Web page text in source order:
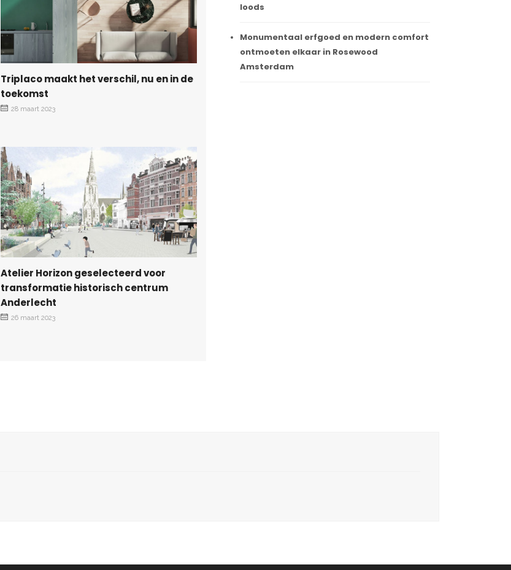
Triplaco maakt het verschil, nu en in de
toekomst
28 maart 2023
Atelier Horizon geselecteerd voor
transformatie historisch centrum
Anderlecht
26 maart 2023
loods
Monumentaal erfgoed en modern comfort
ontmoeten elkaar in Rosewood
Amsterdam